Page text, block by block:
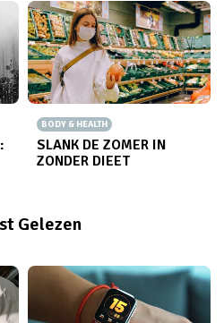
BODY & HEALTH
SLANK DE ZOMER IN
ZONDER DIEET
Gelezen